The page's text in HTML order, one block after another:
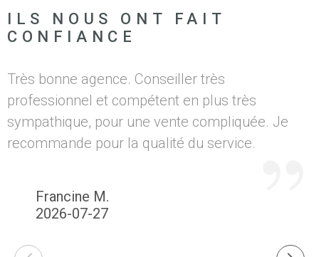
ILS NOUS ONT FAIT
CONFIANCE
Francine M.
2026-07-27
Très bonne agence. Conseiller très
professionnel et compétent en plus très
sympathique, pour une vente compliquée. Je
recommande pour la qualité du service.